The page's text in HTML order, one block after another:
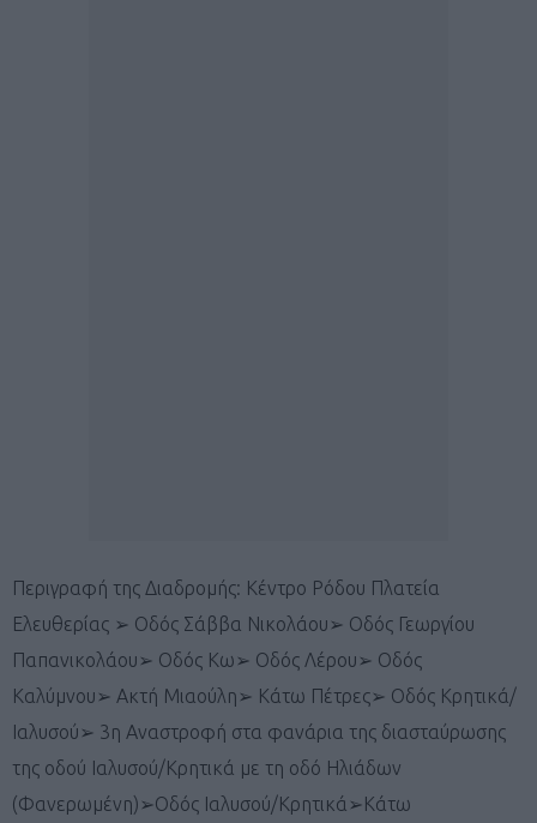
Περιγραφή της Διαδρομής: Κέντρο Ρόδου Πλατεία
Ελευθερίας ➢ Οδός Σάββα Νικολάου➢ Οδός Γεωργίου
Παπανικολάου➢ Οδός Κω➢ Οδός Λέρου➢ Οδός
Καλύμνου➢ Ακτή Μιαούλη➢ Κάτω Πέτρες➢ Οδός Κρητικά/
Ιαλυσού➢ 3η Αναστροφή στα φανάρια της διασταύρωσης
της οδού Ιαλυσού/Κρητικά με τη οδό Ηλιάδων
(Φανερωμένη)➢Οδός Ιαλυσού/Κρητικά➢Κάτω